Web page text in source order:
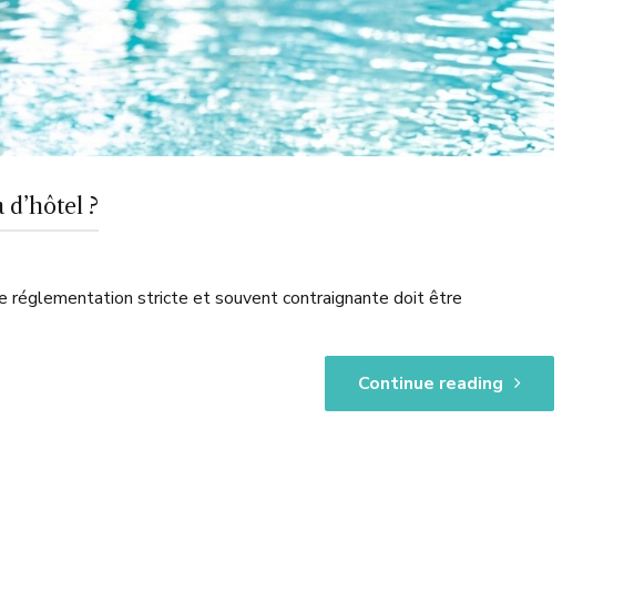
?
réglementation stricte et souvent contraignante doit être
Continue reading